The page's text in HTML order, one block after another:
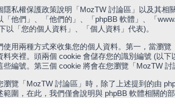
隱私權保護政策說明「MozTW 討論區」以及其相
「他們」、「他們的」、「phpBB 軟體」、「
以「您的個人資料」、「個人資料」代表)。
使用兩種方式來收集您的個人資料。第一，當瀏
料夾裡。頭兩個 cookie 會儲存您的識別編號 (以
些編號。第三個 cookie 將會在您瀏覽「MozTW
瀏覽「MozTW 討論區」時，除了上述提到的由
範圍，在此，我們僅會說明與 phpBB 軟體相關的